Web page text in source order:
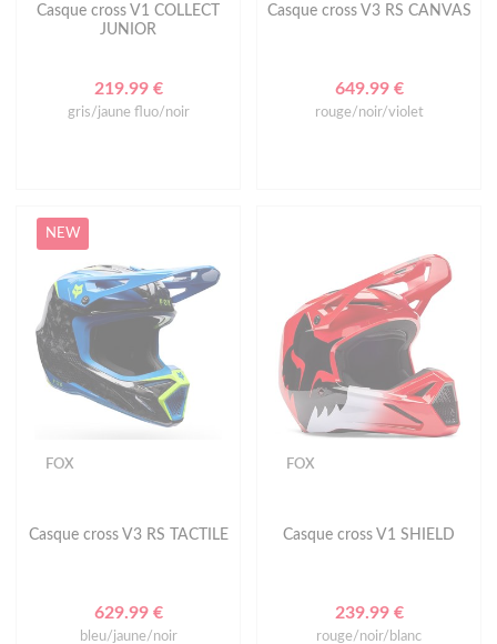
Casque cross V1 COLLECT
JUNIOR
219.99 €
gris/jaune fluo/noir
Casque cross V3 RS CANVAS
649.99 €
rouge/noir/violet
NEW
FOX
Casque cross V3 RS TACTILE
629.99 €
bleu/jaune/noir
FOX
Casque cross V1 SHIELD
239.99 €
rouge/noir/blanc